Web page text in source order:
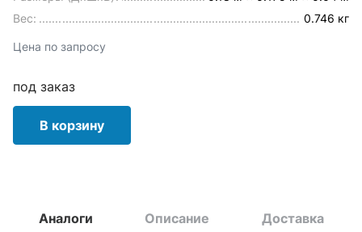
Вес:
0.746 кг
Цена по запросу
под заказ
В корзину
Аналоги Описание Доставка